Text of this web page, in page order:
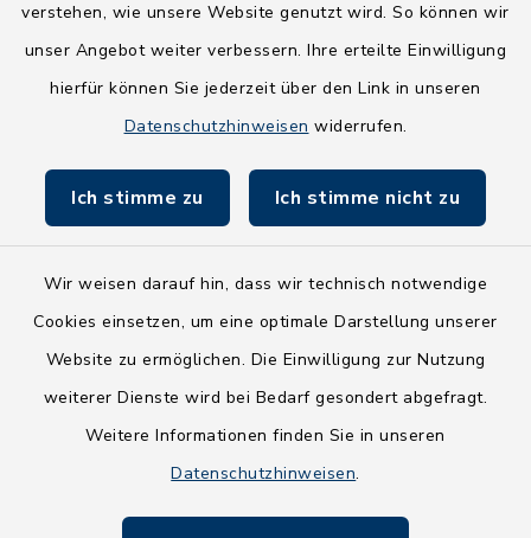
verstehen, wie unsere Website genutzt wird. So können wir
unser Angebot weiter verbessern. Ihre erteilte Einwilligung
hierfür können Sie jederzeit über den Link in unseren
Datenschutzhinweisen widerrufen.
Ich stimme zu Ich stimme nicht zu
Wir weisen darauf hin, dass wir technisch notwendige
Cookies einsetzen, um eine optimale Darstellung unserer
Website zu ermöglichen. Die Einwilligung zur Nutzung
weiterer Dienste wird bei Bedarf gesondert abgefragt.
Weitere Informationen finden Sie in unseren
Datenschutzhinweisen.
NEU! Amtsbroschüre 2026
Holsteiner Auenland
Fundbüro
Barrierefreiheit